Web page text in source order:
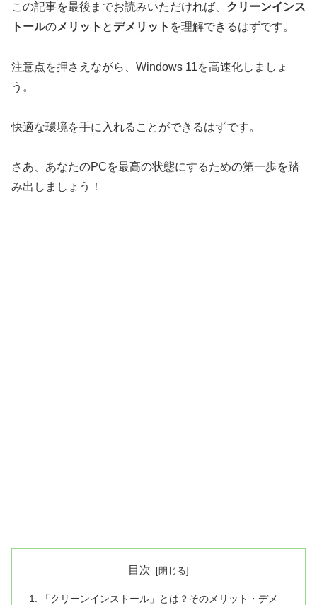
この記事を最後までお読みいただければ、 クリーンインス
トールのメリット と デメリット を理解できるはずです。
注意点を押さえながら、Windows 11を高速化しましょ
う。
快適な環境を手に入れることができるはずです。
さあ、あなたのPCを最高の状態にするための第一歩を踏
み出しましょう！
目次
「クリーンインストール」とは？そのメリット・デメ